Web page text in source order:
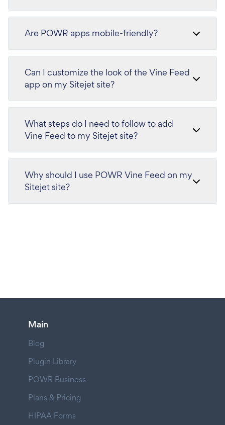
Are POWR apps mobile-friendly?
Can I customize the look of the Vine Feed
app on my Sitejet site?
What steps do I need to follow to add
Vine Feed to my Sitejet site?
Why should I use POWR Vine Feed on my
Sitejet site?
Main
Blog
Plugin Library
POWR Business
Plans & Pricing
HIPAA Forms